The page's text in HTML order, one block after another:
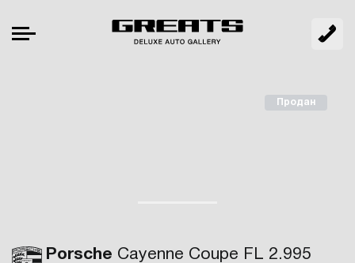
Porsche Cayenne Coupe FL 2.995
Продан